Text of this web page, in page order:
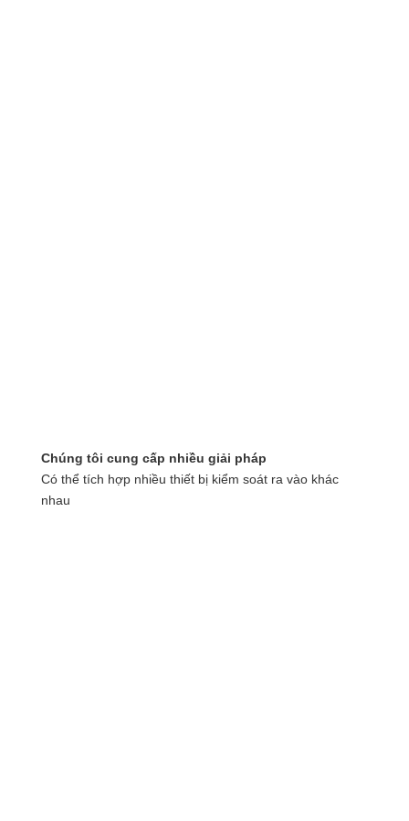
Chúng tôi cung cấp nhiều giải pháp
Có thể tích hợp nhiều thiết bị kiểm soát ra vào khác
nhau